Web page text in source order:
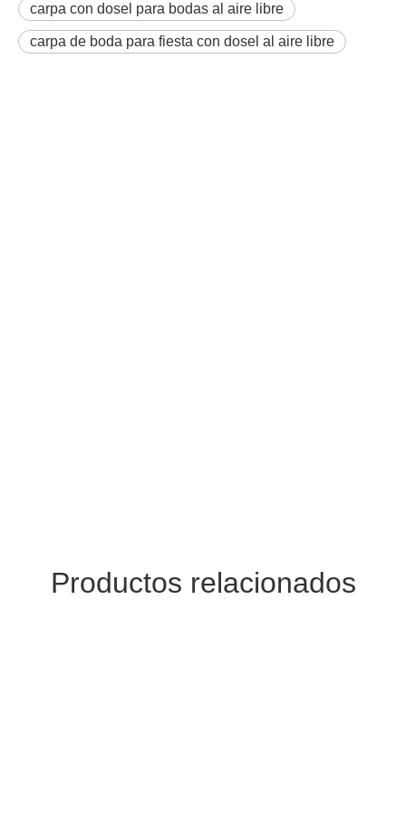
carpa con dosel para bodas al aire libre
carpa de boda para fiesta con dosel al aire libre
Productos relacionados